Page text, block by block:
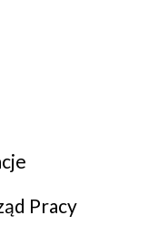
Pracy